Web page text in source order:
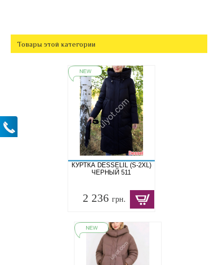
Товары этой категории
КУРТКА DESSELIL (S-2XL)
ЧЕРНЫЙ 511
2 236грн.